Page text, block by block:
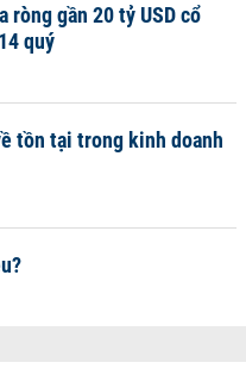
ròng gần 20 tỷ USD cổ
quý
tồn tại trong kinh doanh